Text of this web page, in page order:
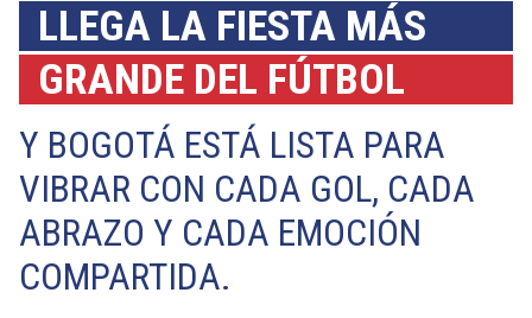
LLEGA LA FIESTA MÁS
GRANDE DEL FÚTBOL
Y BOGOTÁ ESTÁ LISTA PARA
VIBRAR CON CADA GOL, CADA
ABRAZO Y CADA EMOCIÓN
COMPARTIDA.